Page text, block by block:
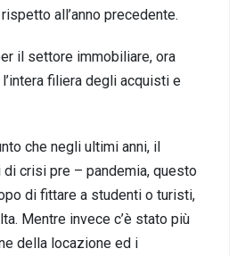
all’anno precedente.
il settore immobiliare, ora
filiera degli acquisti e
che negli ultimi anni, il
crisi pre – pandemia, questo
di fittare a studenti o turisti,
Mentre invece c’è stato più
della locazione ed i